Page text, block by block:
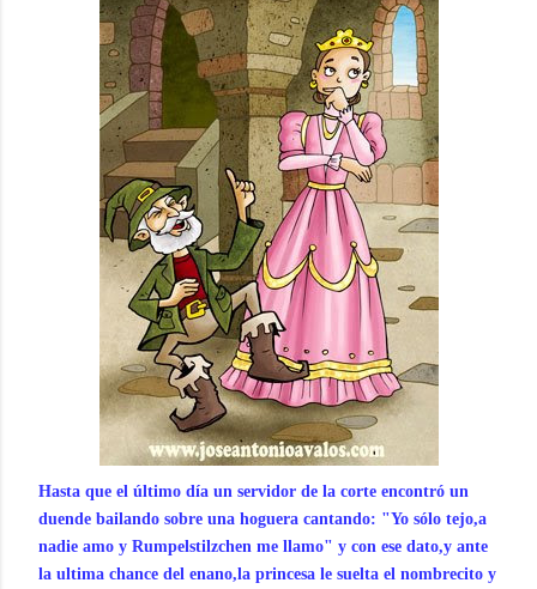
Hasta que el último día un servidor de la corte encontró un
duende bailando sobre una hoguera cantando: "Yo sólo tejo,a
nadie amo y Rumpelstilzchen me llamo" y con ese dato,y ante
la ultima chance del enano,la princesa le suelta el nombrecito y